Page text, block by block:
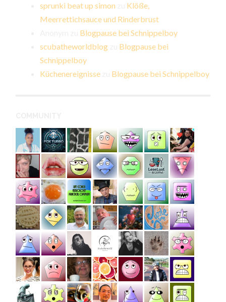
sprunki beat up simon
Klöße,
Meerrettichsauce und Rinderbrust
Blogpause bei Schnippelboy
scubatheworldblog
Blogpause bei
Schnippelboy
Küchenereignisse
Blogpause bei Schnippelboy